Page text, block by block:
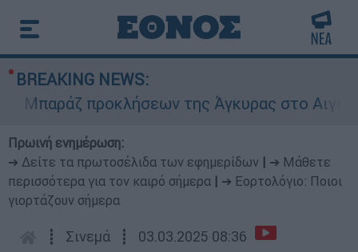
BREAKING NEWS:
προκλήσεων της Άγκυρας στο Αιγαίο:
Πρωινή ενημέρωση:
➔ Δείτε τα πρωτοσέλιδα των εφημερίδων
➔ Μάθετε
περισσότερα για τον καιρό σήμερα
➔ Εορτολόγιο: Ποιοι
γιορτάζουν σήμερα
┋ Σινεμά ┋ 03.03.2025 08:36